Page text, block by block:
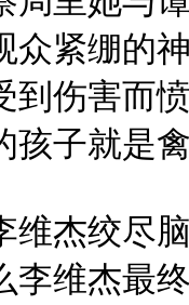
众紧绷的
到伤害而
孩子就是
维杰绞尽
李维杰最